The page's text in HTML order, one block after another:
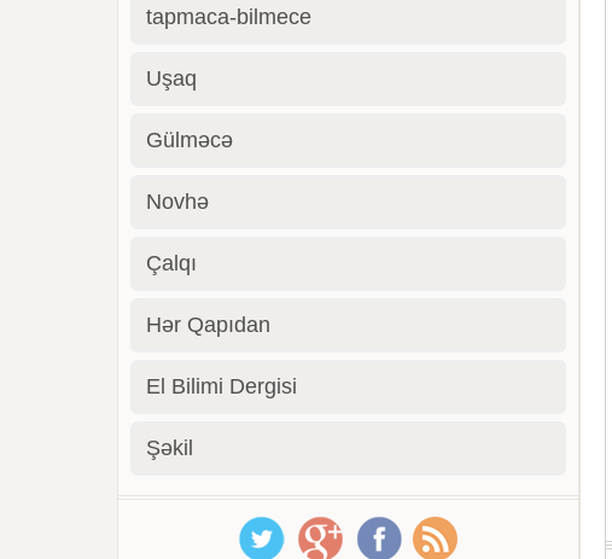
tapmaca-bilmece
Uşaq
Gülməcə
Novhə
Çalqı
Hər Qapıdan
El Bilimi Dergisi
Şəkil